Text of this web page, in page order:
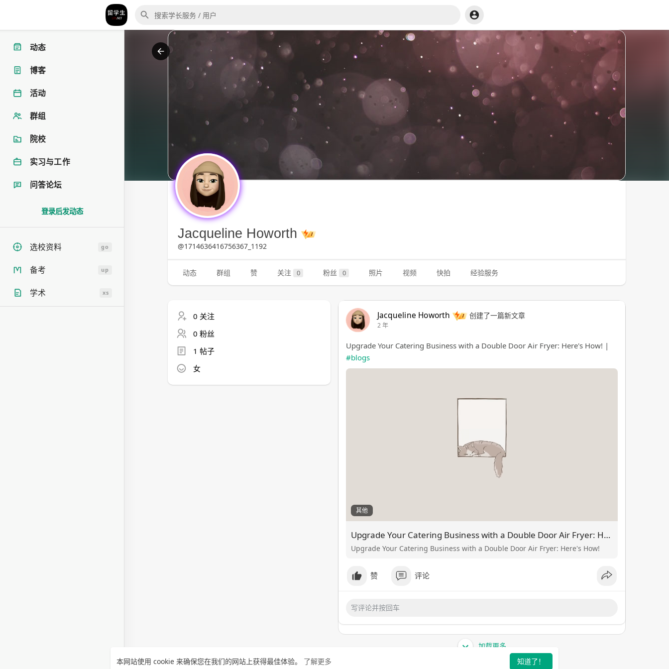
本网站使用 cookie 来确保您在我们的网站上获得最佳体验。 了解更多 知道了！
动态
博客
活动
群组
院校
实习与工作
问答论坛
登录后发动态
选校资料 go
备考 up
学术 xs
Jacqueline Howorth
@1714636416756367_1192
动态 群组 赞 关注 0 粉丝 0 照片 视频 快拍 经验服务
0 关注
0 粉丝
1 帖子
女
Jacqueline Howorth 创建了一篇新文章
2 年
Upgrade Your Catering Business with a Double Door Air Fryer: Here's How! |
#blogs
其他
Upgrade Your Catering Business with a Double Door Air Fryer: Here's How!
Upgrade Your Catering Business with a Double Door Air Fryer: Here's How!
赞 评论
加载更多